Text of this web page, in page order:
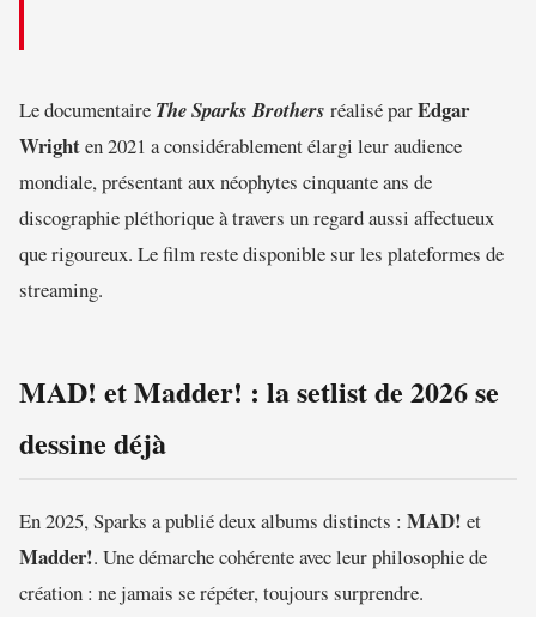
Le documentaire The Sparks Brothers réalisé parEdgar
Wrighten 2021 a considérablement élargi leur audience
mondiale, présentant aux néophytes cinquante ans de
discographie pléthorique à travers un regard aussi affectueux
que rigoureux. Le film reste disponible sur les plateformes de
streaming.
MAD! et Madder! : la setlist de 2026 se
dessine déjà
En 2025, Sparks a publié deux albums distincts : MAD! et
Madder!. Une démarche cohérente avec leur philosophie de
création : ne jamais se répéter, toujours surprendre.